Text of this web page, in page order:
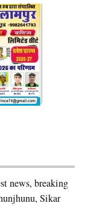
news, breaking
Sikar